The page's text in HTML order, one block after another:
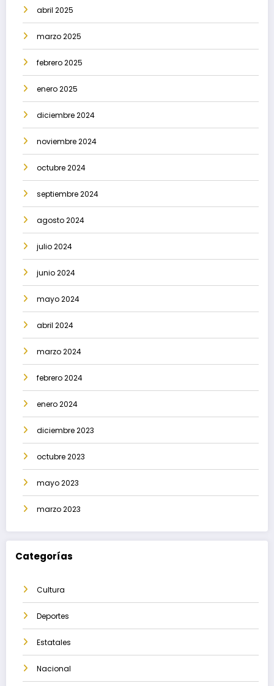
abril 2025
marzo 2025
febrero 2025
enero 2025
diciembre 2024
noviembre 2024
octubre 2024
septiembre 2024
agosto 2024
julio 2024
junio 2024
mayo 2024
abril 2024
marzo 2024
febrero 2024
enero 2024
diciembre 2023
octubre 2023
mayo 2023
marzo 2023
Categorías
Cultura
Deportes
Estatales
Nacional